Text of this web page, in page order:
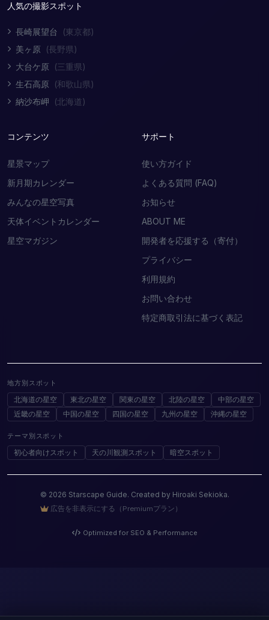
人気の撮影スポット
長崎展望台
(東京都)
美ヶ原 (長野県)
大台ケ原 (三重県)
生石高原 (和歌山県)
納沙布岬
(北海道)
コンテンツ
星景マップ
新月期カレンダー
みんなの星空写真
天体イベントカレンダー
星空マガジン
サポート
使い方ガイド
よくある質問 (FAQ)
お知らせ
ABOUT ME
開発者を応援する（寄付）
プライバシー
利用規約
お問い合わせ
特定商取引法に基づく表記
地方別スポット
北海道の星空 東北の星空 関東の星空 北陸の星空
中部の星空
近畿の星空
中国の星空 四国の星空 九州の星空 沖縄の星空
テーマ別スポット
初心者向けスポット 天の川観測スポット 暗空スポット
© 2026 Starscape Guide. Created by Hiroaki Sekioka.
広告を非表示にする（Premiumプラン）
Optimized for SEO & Performance